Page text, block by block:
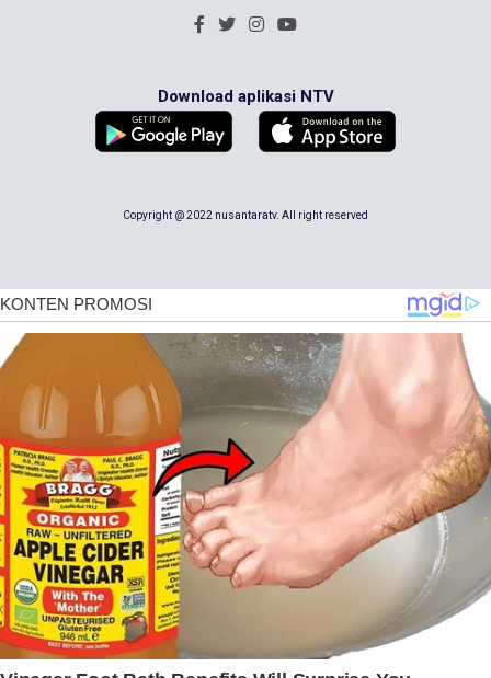
Download aplikasi NTV
Copyright @ 2022 nusantaratv. All right reserved